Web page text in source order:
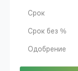
Срок
Срок без %
Одобрение